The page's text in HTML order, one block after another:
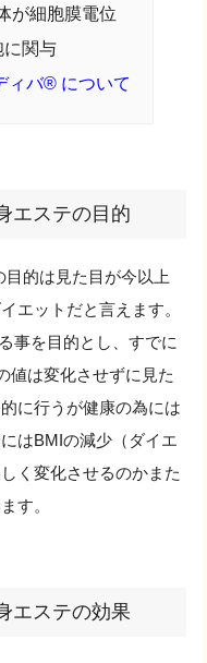
が細胞膜電位
に関与
ィバ® について
エステの目的
的は見た目が今以上
エットだと言えます。
事を目的とし、すでに
値は変化させずに見た
に行うが健康の為には
はBMIの減少（ダイエ
く変化させるのかまた
す。
エステの効果